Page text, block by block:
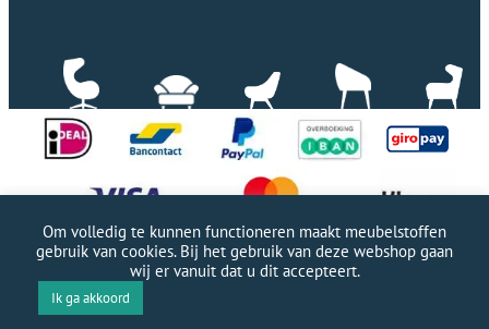
Professionele WordPress website door Webworx
Copyright Merkmeubelstoffen 2026
Om volledig te kunnen functioneren maakt meubelstoffen
gebruik van cookies. Bij het gebruik van deze webshop gaan
wij er vanuit dat u dit accepteert.
Ik ga akkoord